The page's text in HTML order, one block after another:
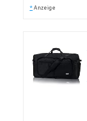
* Anzeige